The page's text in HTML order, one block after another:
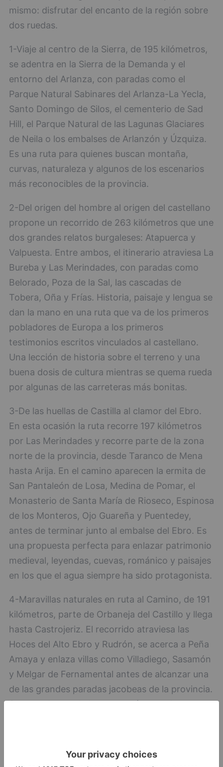
mismo: disfrutar del encanto de la región sobre
dos ruedas.
1-Viaje al centro de la Sierra, de 195 kilómetros,
se adentra en la Sierra de la Demanda y el
entorno del Arlanza, con paradas como el
Parque Natural Sabinares del Arlanza-La Yecla,
Santo Domingo de Silos, el cementerio de Sad
Hill, el Parque Natural de las Lagunas Glaciares
de Neila o los embalses de Arlanzón y Úzquiza.
Es una ruta para quienes buscan montaña,
curvas, naturaleza y algunos de los escenarios
más reconocibles de la provincia.
2-Del origen del hombre al origen del castellano
propone un recorrido de 263 kilómetros que une
dos grandes relatos burgaleses: Atapuerca y
Valpuesta. Entre ambos, el itinerario atraviesa La
Bureba y Las Merindades, con paradas como
Belorado, Poza de la Sal, las cascadas de
Tobera, Oña y Frías. Historia, paisaje y lengua se
dan la mano en una ruta que va de los primeros
pobladores de Europa a los primeros
testimonios escritos vinculados al castellano.
Una lección de historia sobre el terreno y una
buena dosis de cultura mientras se quema rueda
por algunas de las carreteras más bonitas.
3-De las huellas de Castilla al clamor del Ebro.
En esta ocasión la ruta recorre 197 kilómetros
por Las Merindades y recorre parte de la zona
norte de la provincia, desde Taranco de Mena
hasta Arija. En el camino aparecen la ermita de
San Pantaleón de Losa, Medina de Pomar, el
Monasterio de Santa María de Rioseco, Espinosa
de los Monteros, Ojo Guareña y Puentedey,
antes de terminar junto al embalse del Ebro. Es
una propuesta perfecta para enlazar patrimonio
medieval, leyendas, cuevas, románico y paisajes
en los que el agua siempre ha sido protagonista.
4-Maravillas naturales en ruta al Camino, de 191
kilómetros, parte de Orbaneja del Castillo y llega
hasta Castrojeriz. El recorrido atraviesa las
Hoces del Alto Ebro y Rudrón, se acerca a Peña
Amaya y enlaza villas como Villadiego, Sasamón
y Melgar de Fernamental antes de alcanzar una
de las grandes paradas jacobeas de la provincia.
Se trata de una de las rutas más completas ya